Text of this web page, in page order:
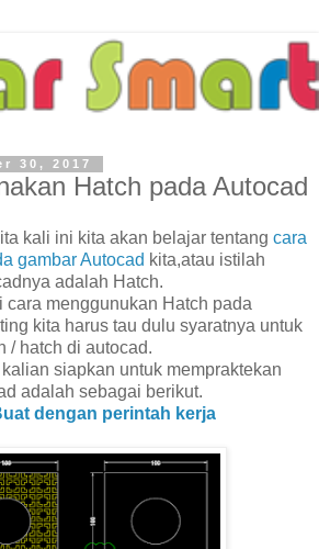
30, 2017
Hatch pada Autocad
kali ini kita akan belajar tentang cara
gambar Autocad kita,atau istilah
adalah Hatch.
cara menggunukan Hatch pada
kita harus tau dulu syaratnya untuk
/ hatch di autocad.
siapkan untuk mempraktekan
adalah sebagai berikut.
dengan perintah kerja